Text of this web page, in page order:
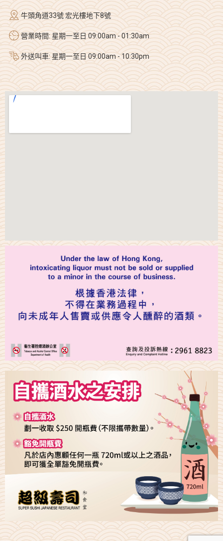
牛頭角道33號 宏光樓地下8號
營業時間: 星期一至日 09:00am - 01:30am
外送叫車: 星期一至日 09:00am - 10:30pm